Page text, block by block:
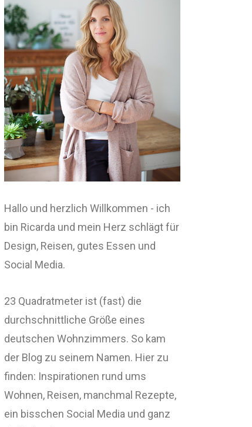
Hallo und herzlich Willkommen - ich
bin Ricarda und mein Herz schlägt für
Design, Reisen, gutes Essen und
Social Media.
23 Quadratmeter ist (fast) die
durchschnittliche Größe eines
deutschen Wohnzimmers. So kam
der Blog zu seinem Namen. Hier zu
finden: Inspirationen rund ums
Wohnen, Reisen, manchmal Rezepte,
ein bisschen Social Media und ganz